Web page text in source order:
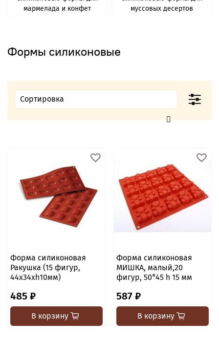
мармелада и конфет
муссовых десертов
Формы силиконовые
Форма силиконовая
Ракушка (15 фигур,
44х34хh10мм)
485 ₽
В корзину
Форма силиконовая
МИШКА, малый,20
фигур, 50*45 h 15 мм
587 ₽
В корзину